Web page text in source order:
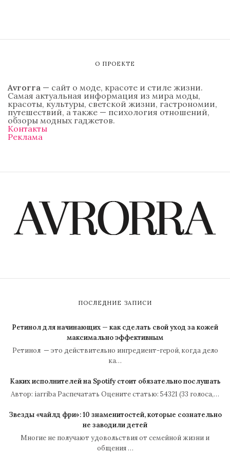
О ПРОЕКТЕ
Avrorra — сайт о моде, красоте и стиле жизни.
Самая актуальная информация из мира моды,
красоты, культуры, светской жизни, гастрономии,
путешествий, а также — психология отношений,
обзоры модных гаджетов.
Контакты
Реклама
ПОСЛЕДНИЕ ЗАПИСИ
Ретинол для начинающих — как сделать свой уход за кожей
максимально эффективным
Ретинол — это действительно ингредиент-герой, когда дело
ка…
Каких исполнителей на Spotify стоит обязательно послушать
Автор: iarriba Распечатать Оцените статью: 54321 (33 голоса,…
Звезды «чайлд фри»: 10 знаменитостей, которые сознательно
не заводили детей
Многие не получают удовольствия от семейной жизни и
общения …